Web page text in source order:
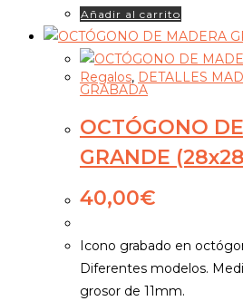
Añadir al carrito
Regalos, DETALLES
GRABADA
OCTÓGONO
GRANDE
40,00€
Icono grabado en
Diferentes modelos.
grosor de 11mm.